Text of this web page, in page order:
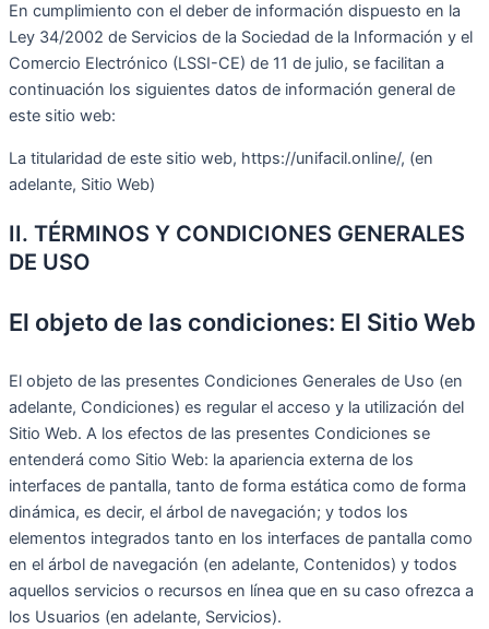
En cumplimiento con el deber de información dispuesto en la
Ley 34/2002 de Servicios de la Sociedad de la Información y el
Comercio Electrónico (LSSI-CE) de 11 de julio, se facilitan a
continuación los siguientes datos de información general de
este sitio web:
La titularidad de este sitio web, https://unifacil.online/, (en
adelante, Sitio Web)
II. TÉRMINOS Y CONDICIONES GENERALES
DE USO
El objeto de las condiciones: El Sitio Web
El objeto de las presentes Condiciones Generales de Uso (en
adelante, Condiciones) es regular el acceso y la utilización del
Sitio Web. A los efectos de las presentes Condiciones se
entenderá como Sitio Web: la apariencia externa de los
interfaces de pantalla, tanto de forma estática como de forma
dinámica, es decir, el árbol de navegación; y todos los
elementos integrados tanto en los interfaces de pantalla como
en el árbol de navegación (en adelante, Contenidos) y todos
aquellos servicios o recursos en línea que en su caso ofrezca a
los Usuarios (en adelante, Servicios).